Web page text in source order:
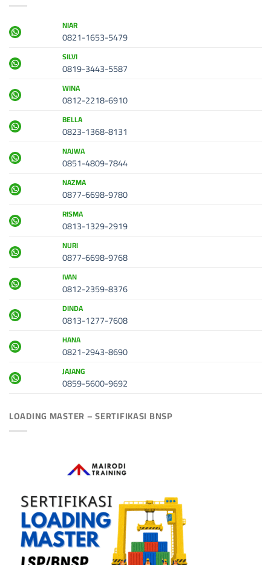
NIAR
0821-1653-5479
SILVI
0819-3443-5587
WINA
0812-2218-6910
BELLA
0823-1368-8131
NAJWA
0851-4809-7844
NAZMA
0877-6698-9780
RISMA
0813-1329-2919
NURI
0877-6698-9768
IVAN
0812-2359-8376
DINDA
0813-1277-7608
HANA
0821-2943-8690
JAJANG
0859-5600-9692
LOADING MASTER – SERTIFIKASI BNSP